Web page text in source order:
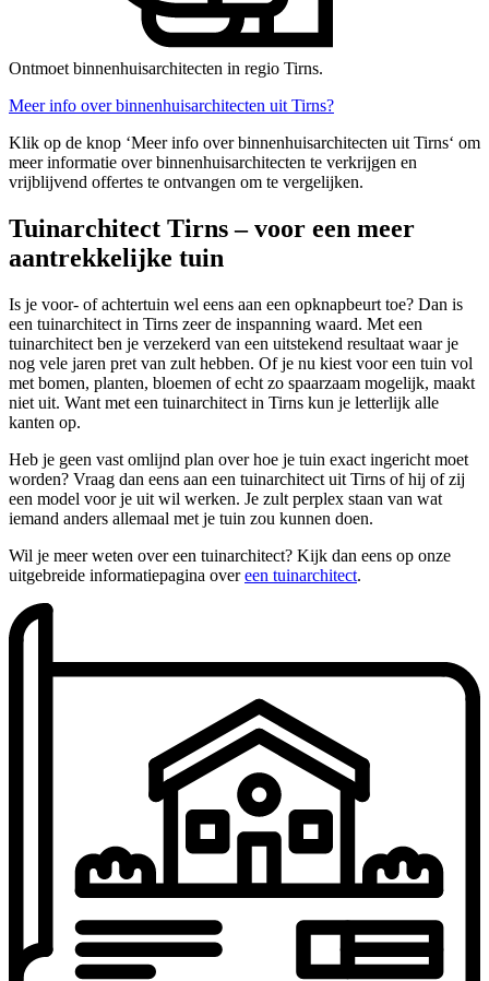
Ontmoet binnenhuisarchitecten in regio Tirns.
Meer info over binnenhuisarchitecten uit Tirns?
Klik op de knop ‘Meer info over binnenhuisarchitecten uit Tirns‘ om
meer informatie over binnenhuisarchitecten te verkrijgen en
vrijblijvend offertes te ontvangen om te vergelijken.
Tuinarchitect Tirns – voor een meer
aantrekkelijke tuin
Is je voor- of achtertuin wel eens aan een opknapbeurt toe? Dan is
een tuinarchitect in Tirns zeer de inspanning waard. Met een
tuinarchitect ben je verzekerd van een uitstekend resultaat waar je
nog vele jaren pret van zult hebben. Of je nu kiest voor een tuin vol
met bomen, planten, bloemen of echt zo spaarzaam mogelijk, maakt
niet uit. Want met een tuinarchitect in Tirns kun je letterlijk alle
kanten op.
Heb je geen vast omlijnd plan over hoe je tuin exact ingericht moet
worden? Vraag dan eens aan een tuinarchitect uit Tirns of hij of zij
een model voor je uit wil werken. Je zult perplex staan van wat
iemand anders allemaal met je tuin zou kunnen doen.
Wil je meer weten over een tuinarchitect? Kijk dan eens op onze
uitgebreide informatiepagina overeen tuinarchitect.